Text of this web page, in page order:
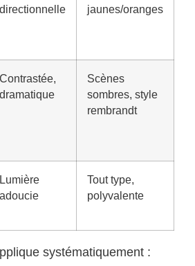
directionnelle
jaunes/oranges
Contrastée,
dramatique
Scènes
sombres, style
rembrandt
Lumière
adoucie
Tout type,
polyvalente
systématiquement :